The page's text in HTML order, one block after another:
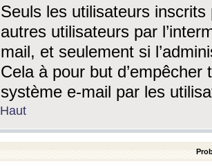
Seuls les utilisateurs
autres utilisateurs par
mail, et seulement si
Cela à pour but
système e-mail par les
Haut